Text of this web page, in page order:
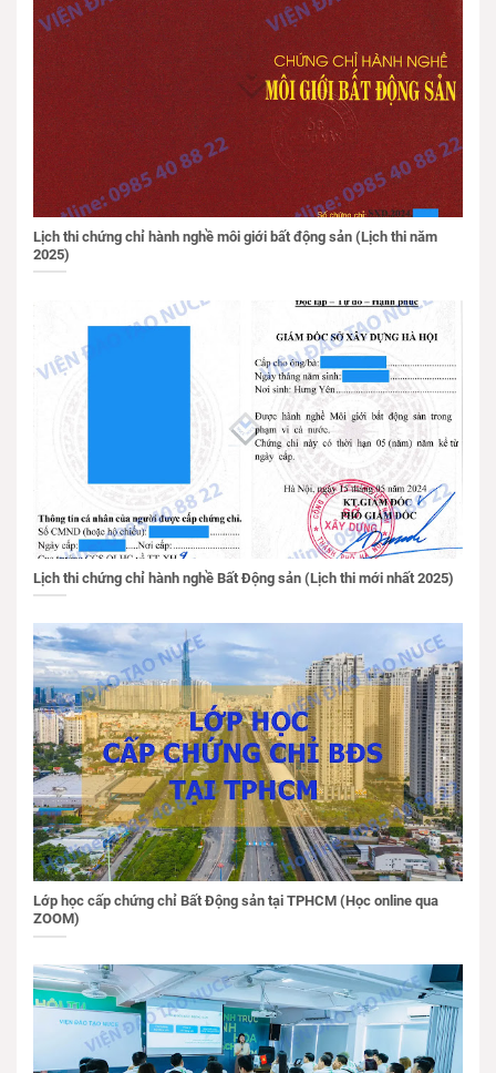
Lịch thi chứng chỉ hành nghề môi giới bất động sản (Lịch thi năm
2025)
Lịch thi chứng chỉ hành nghề Bất Động sản (Lịch thi mới nhất 2025)
Lớp học cấp chứng chỉ Bất Động sản tại TPHCM (Học online qua
ZOOM)